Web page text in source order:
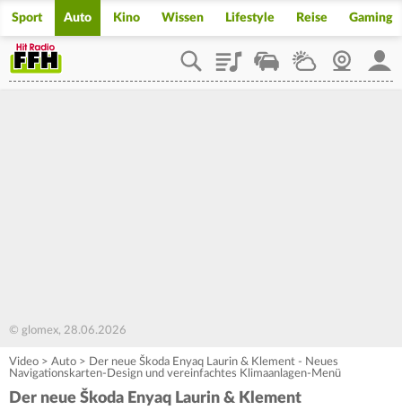
Sport Auto Kino Wissen Lifestyle Reise Gaming
PlaylistStaupilotWetterWebcam
© glomex, 28.06.2026
Video > Auto > Der neue Škoda Enyaq Laurin & Klement - Neues
Navigationskarten-Design und vereinfachtes Klimaanlagen-Menü
Der neue Škoda Enyaq Laurin & Klement